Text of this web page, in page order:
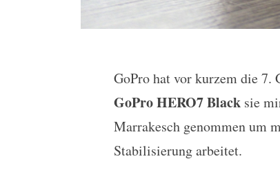
GoPro HERO7
GoPro hat vor kurzem die 7.
GoPro HERO7 Blacksie
Marrakesch genommen um
Stabilisierung arbeitet.